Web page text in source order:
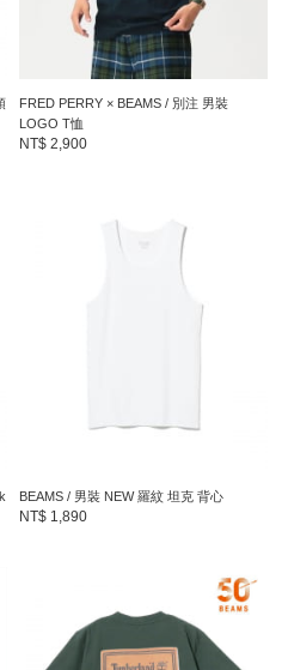
FRED PERRY × BEAMS / 別注 男裝
LOGO T恤
NT$ 2,900
BEAMS / 男裝 NEW 羅紋 坦克 背心
NT$ 1,890